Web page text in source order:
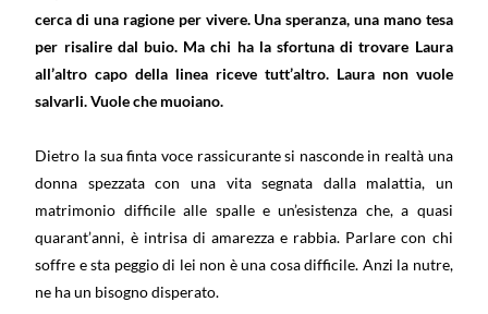
cerca di una ragione per vivere. Una speranza, una mano tesa
per risalire dal buio. Ma chi ha la sfortuna di trovare Laura
all’altro capo della linea riceve tutt’altro. Laura non vuole
salvarli. Vuole che muoiano.
Dietro la sua finta voce rassicurante si nasconde in realtà una
donna spezzata con una vita segnata dalla malattia, un
matrimonio difficile alle spalle e un’esistenza che, a quasi
quarant’anni, è intrisa di amarezza e rabbia. Parlare con chi
soffre e sta peggio di lei non è una cosa difficile. Anzi la nutre,
ne ha un bisogno disperato.